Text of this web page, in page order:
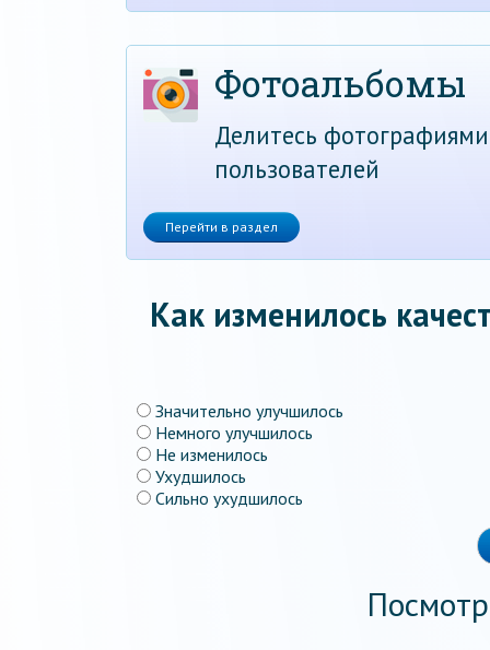
Фотоальбомы
Делитесь
пользователей
Перейти в раздел
Как изменилось
Значительно улучшилось
Немного улучшилось
Не изменилось
Ухудшилось
Сильно ухудшилось